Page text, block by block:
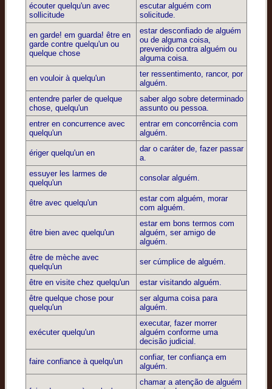
écouter quelqu'un avec
sollicitude
escutar alguém com
solicitude.
en garde! em guarda! être en
garde contre quelqu'un ou
quelque chose
estar desconfiado de alguém
ou de alguma coisa,
prevenido contra alguém ou
alguma coisa.
en vouloir à quelqu'un
ter ressentimento, rancor, por
alguém.
entendre parler de quelque
chose, quelqu'un
saber algo sobre determinado
assunto ou pessoa.
entrer en concurrence avec
quelqu'un
entrar em concorrência com
alguém.
ériger quelqu'un en
dar o caráter de, fazer passar
a.
essuyer les larmes de
quelqu'un
consolar alguém.
être avec quelqu'un
estar com alguém, morar
com alguém.
être bien avec quelqu'un
estar em bons termos com
alguém, ser amigo de
alguém.
être de mèche avec
quelqu'un
ser cúmplice de alguém.
être en visite chez quelqu'un
estar visitando alguém.
être quelque chose pour
quelqu'un
ser alguma coisa para
alguém.
exécuter quelqu'un
executar, fazer morrer
alguém conforme uma
decisão judicial.
faire confiance à quelqu'un
confiar, ter confiança em
alguém.
chamar a atenção de alguém